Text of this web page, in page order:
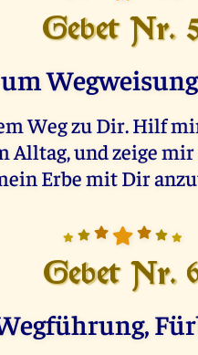
Gebet Nr.
um
Weg zu Dir. Hilf
und zeige mir
Erbe mit Dir
Gebet Nr.